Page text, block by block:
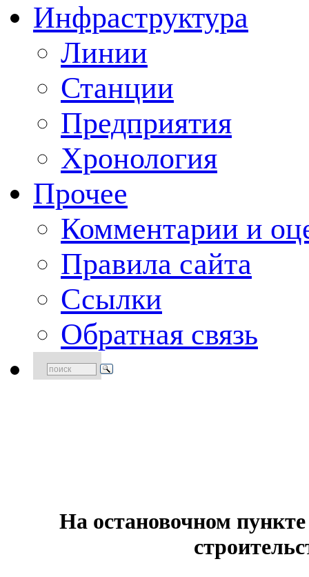
Инфраструктура
Линии
Станции
Предприятия
Хронология
Прочее
Комментарии и
Правила сайта
Ссылки
Обратная связь
На остановочном